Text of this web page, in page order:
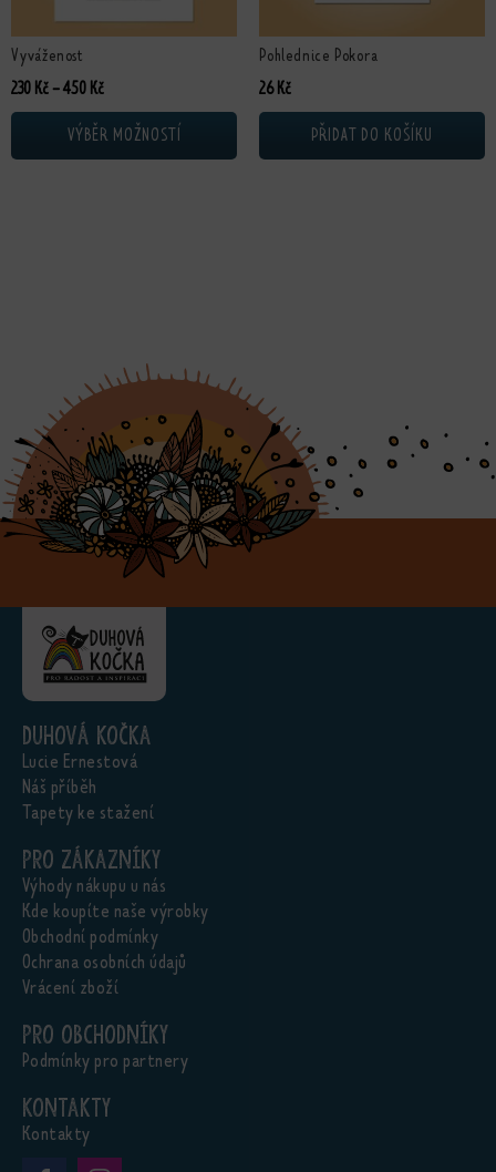
Vyváženost
230 Kč –450 KčRozpětí cen: 230 Kč až 450 Kč
VÝBĚR MOŽNOSTÍ
Pohlednice Pokora
26Kč
PŘIDAT DO KOŠÍKU
Duhová kočka
Lucie Ernestová
Náš příběh
Tapety ke stažení
Pro zákazníky
Výhody nákupu u nás
Kde koupíte naše výrobky
Obchodní podmínky
Ochrana osobních údajů
Vrácení zboží
Pro obchodníky
Podmínky pro partnery
Kontakty
Kontakty